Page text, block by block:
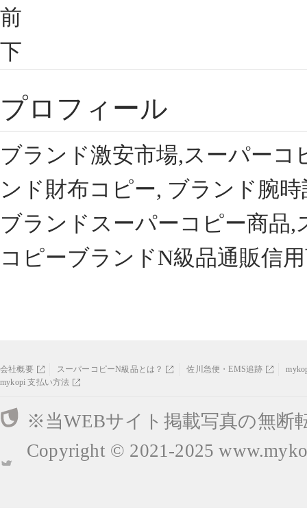
前
下
プロフィール
ブランド激安市場,スーパー
ンド財布コピー, ブランド腕
ブランドスーパーコピー商品
コピーブランドN級品通販信
会社概要 スーパーコピーN級品とは？ 佐川急便・EMS追跡
mykopi 支払い方法
※当WEBサイト掲載写真の無断
Copyright © 2021-2025